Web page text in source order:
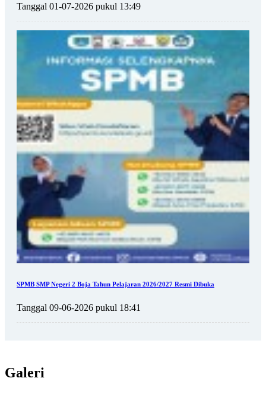
Tanggal 01-07-2026 pukul 13:49
SPMB SMP Negeri 2 Boja Tahun Pelajaran 2026/2027 Resmi Dibuka
Tanggal 09-06-2026 pukul 18:41
Galeri